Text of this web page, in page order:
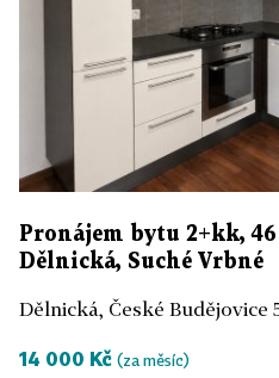
Pronájem bytu 2+kk,
Dělnická, Suché Vrbné
Dělnická, České Budějovice
14 000 Kč (za měsíc)